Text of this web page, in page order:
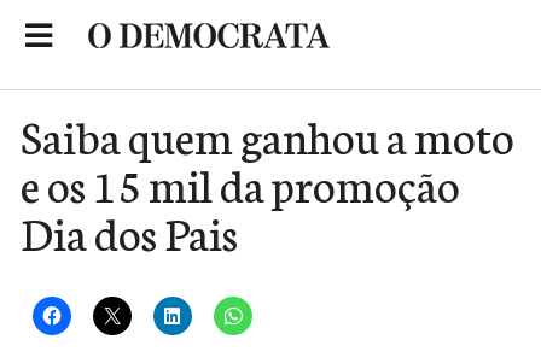
Saiba quem ganhou a moto
e os 15 mil da promoção
Dia dos Pais